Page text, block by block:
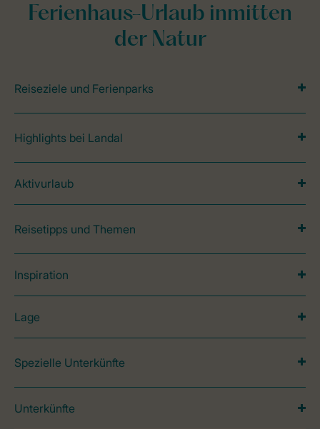
Ferienhaus-Urlaub inmitten
der Natur
Reiseziele und Ferienparks
Highlights bei Landal
Aktivurlaub
Reisetipps und Themen
Inspiration
Lage
Spezielle Unterkünfte
Unterkünfte